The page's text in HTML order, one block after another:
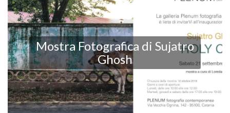
Mostra Fotografica di Sujatro
Ghosh